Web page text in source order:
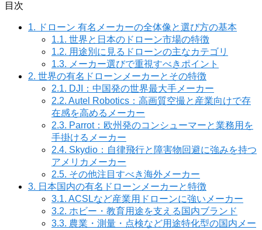
目次
1. ドローン 有名メーカーの全体像と選び方の基本
1.1. 世界と日本のドローン市場の特徴
1.2. 用途別に見るドローンの主なカテゴリ
1.3. メーカー選びで重視すべきポイント
2. 世界の有名ドローンメーカーとその特徴
2.1. DJI：中国発の世界最大手メーカー
2.2. Autel Robotics：高画質空撮と産業向けで存
在感を高めるメーカー
2.3. Parrot：欧州発のコンシューマーと業務用を
手掛けるメーカー
2.4. Skydio：自律飛行と障害物回避に強みを持つ
アメリカメーカー
2.5. その他注目すべき海外メーカー
3. 日本国内の有名ドローンメーカーと特徴
3.1. ACSLなど産業用ドローンに強いメーカー
3.2. ホビー・教育用途を支える国内ブランド
3.3. 農業・測量・点検など用途特化型の国内メー